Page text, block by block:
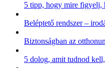
5 tipp, hogy mire figyelj,
Beléptető rendszer –
Biztonságban az
5 dolog, amit tudnod